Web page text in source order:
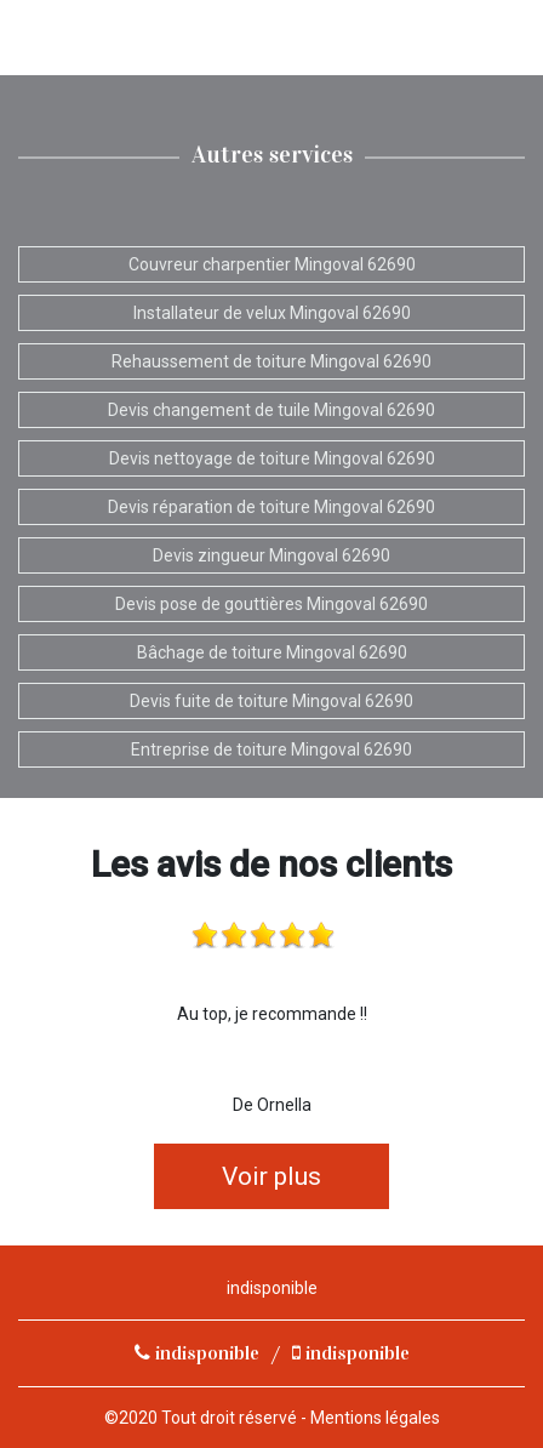
Autres services
Couvreur charpentier Mingoval 62690
Installateur de velux Mingoval 62690
Rehaussement de toiture Mingoval 62690
Devis changement de tuile Mingoval 62690
Devis nettoyage de toiture Mingoval 62690
Devis réparation de toiture Mingoval 62690
Devis zingueur Mingoval 62690
Devis pose de gouttières Mingoval 62690
Bâchage de toiture Mingoval 62690
Devis fuite de toiture Mingoval 62690
Entreprise de toiture Mingoval 62690
Les avis de nos clients
Au top, je recommande !!
De Ornella
Voir plus
indisponible
indisponible / indisponible
©2020 Tout droit réservé - Mentions légales